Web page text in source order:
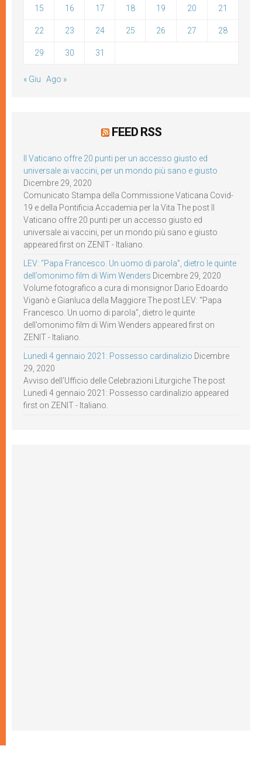
15 16 17 18 19 20 21
22 23 24 25 26 27 28
29 30 31
« Giu Ago »
FEED RSS
Il Vaticano offre 20 punti per un accesso giusto ed
universale ai vaccini, per un mondo più sano e giusto
Dicembre 29, 2020
Comunicato Stampa della Commissione Vaticana Covid-
19 e della Pontificia Accademia per la Vita The post Il
Vaticano offre 20 punti per un accesso giusto ed
universale ai vaccini, per un mondo più sano e giusto
appeared first on ZENIT - Italiano.
LEV: “Papa Francesco. Un uomo di parola”, dietro le quinte
dell’omonimo film di Wim Wenders Dicembre 29, 2020
Volume fotografico a cura di monsignor Dario Edoardo
Viganò e Gianluca della Maggiore The post LEV: “Papa
Francesco. Un uomo di parola”, dietro le quinte
dell’omonimo film di Wim Wenders appeared first on
ZENIT - Italiano.
Lunedì 4 gennaio 2021: Possesso cardinalizio Dicembre
29, 2020
Avviso dell’Ufficio delle Celebrazioni Liturgiche The post
Lunedì 4 gennaio 2021: Possesso cardinalizio appeared
first on ZENIT - Italiano.